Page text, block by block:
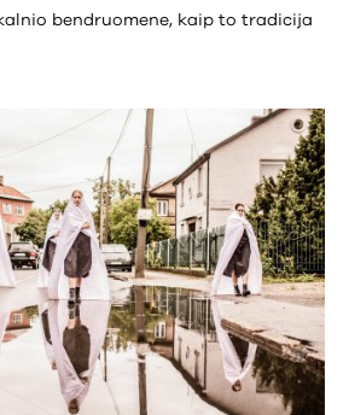
bendruomene, kaip to tradicija